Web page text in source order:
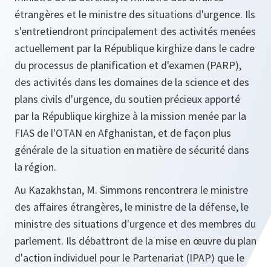
étrangères et le ministre des situations d'urgence. Ils
s'entretiendront principalement des activités menées
actuellement par la République kirghize dans le cadre
du processus de planification et d'examen (PARP),
des activités dans les domaines de la science et des
plans civils d'urgence, du soutien précieux apporté
par la République kirghize à la mission menée par la
FIAS de l'OTAN en Afghanistan, et de façon plus
générale de la situation en matière de sécurité dans
la région.
Au Kazakhstan, M. Simmons rencontrera le ministre
des affaires étrangères, le ministre de la défense, le
ministre des situations d'urgence et des membres du
parlement. Ils débattront de la mise en œuvre du plan
d'action individuel pour le Partenariat (IPAP) que le